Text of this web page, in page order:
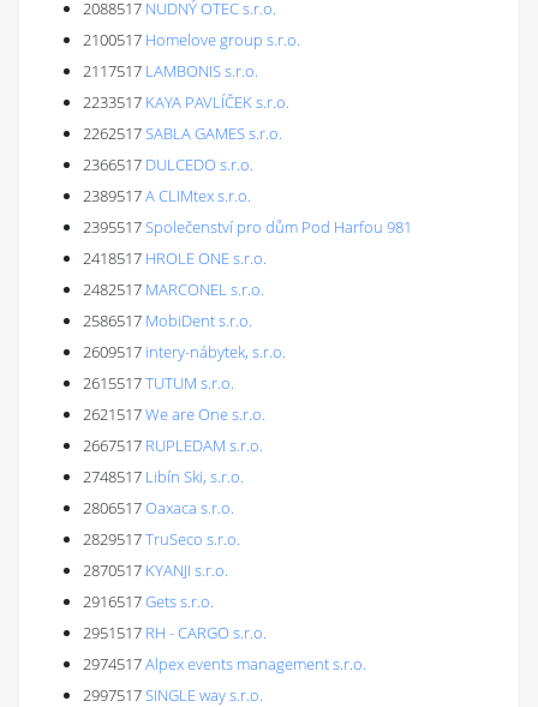
2088517 NUDNÝ OTEC s.r.o.
2100517 Homelove group s.r.o.
2117517 LAMBONIS s.r.o.
2233517 KAYA PAVLÍČEK s.r.o.
2262517SABLA GAMES s.r.o.
2366517 DULCEDO s.r.o.
2389517A CLIMtex s.r.o.
2395517Společenství pro dům Pod Harfou 981
2418517 HROLE ONE s.r.o.
2482517 MARCONEL s.r.o.
2586517 MobiDent s.r.o.
2609517 intery-nábytek, s.r.o.
2615517TUTUM s.r.o.
2621517We are One s.r.o.
2667517 RUPLEDAM s.r.o.
2748517 Libín Ski, s.r.o.
2806517Oaxaca s.r.o.
2829517TruSeco s.r.o.
2870517 KYANJI s.r.o.
2916517Gets s.r.o.
2951517 RH - CARGO s.r.o.
2974517Alpex events management s.r.o.
2997517SINGLE way s.r.o.